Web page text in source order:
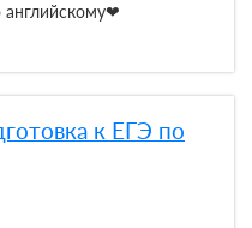
английскому❤
к ЕГЭ по